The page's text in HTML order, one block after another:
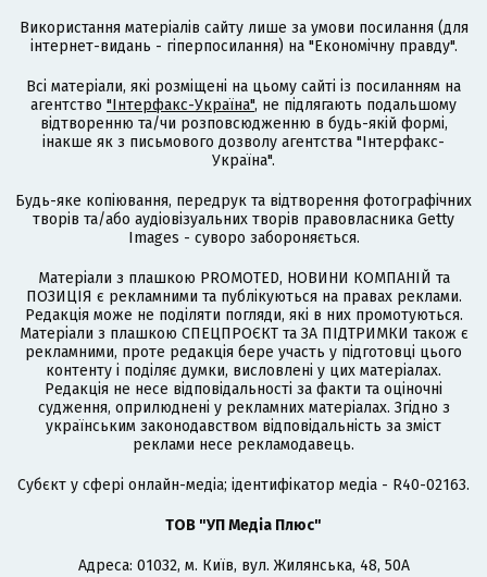
Використання матеріалів сайту лише за умови посилання (для
інтернет-видань - гіперпосилання) на "Економічну правду".
Всі матеріали, які розміщені на цьому сайті із посиланням на
агентство "Інтерфакс-Україна", не підлягають подальшому
відтворенню та/чи розповсюдженню в будь-якій формі,
інакше як з письмового дозволу агентства "Інтерфакс-
Україна".
Будь-яке копіювання, передрук та відтворення фотографічних
творів та/або аудіовізуальних творів правовласника Getty
Images - суворо забороняється.
Матеріали з плашкою PROMOTED, НОВИНИ КОМПАНІЙ та
ПОЗИЦІЯ є рекламними та публікуються на правах реклами.
Редакція може не поділяти погляди, які в них промотуються.
Матеріали з плашкою СПЕЦПРОЄКТ та ЗА ПІДТРИМКИ також є
рекламними, проте редакція бере участь у підготовці цього
контенту і поділяє думки, висловлені у цих матеріалах.
Редакція не несе відповідальності за факти та оціночні
судження, оприлюднені у рекламних матеріалах. Згідно з
українським законодавством відповідальність за зміст
реклами несе рекламодавець.
Cубєкт у сфері онлайн-медіа; ідентифікатор медіа - R40-02163.
ТОВ "УП Медіа Плюс"
Адреса: 01032, м. Київ, вул. Жилянська, 48, 50А